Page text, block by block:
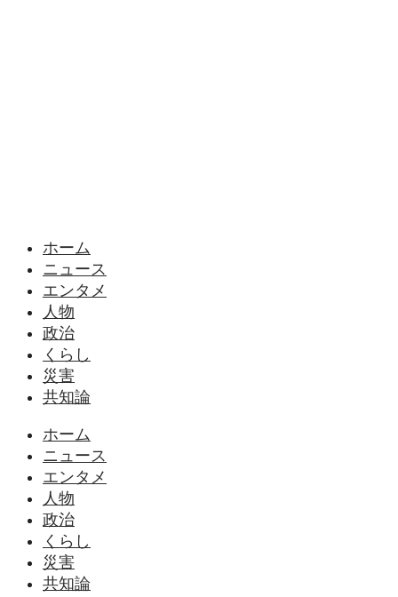
ホーム
ニュース
エンタメ
人物
政治
くらし
災害
共知論
ホーム
ニュース
エンタメ
人物
政治
くらし
災害
共知論